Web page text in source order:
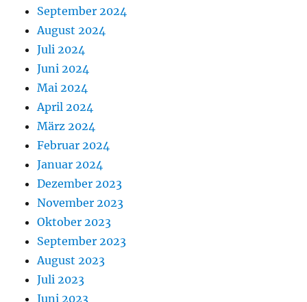
September 2024
August 2024
Juli 2024
Juni 2024
Mai 2024
April 2024
März 2024
Februar 2024
Januar 2024
Dezember 2023
November 2023
Oktober 2023
September 2023
August 2023
Juli 2023
Juni 2023